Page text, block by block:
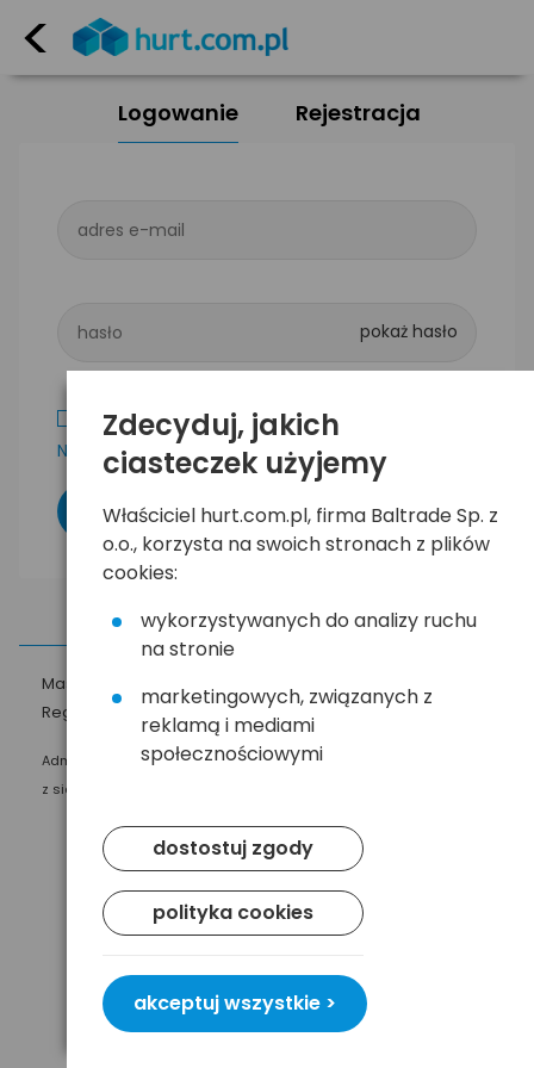
<
Logowanie Rejestracja
adres e-mail
hasło
Zapamiętaj mnie
Nie pamiętam hasła
Masz pytania?
Regulamin
Polityka prywatności
Administratorem Twoich danych osobowych jest Baltrade sp. z o.o.
z siedzibą w Gdańsku przy ul. Geodetów 24, 80-298 Gdańsk.
Zdecyduj, jakich
ciasteczek użyjemy
Właściciel hurt.com.pl, firma Baltrade Sp. z
o.o., korzysta na swoich stronach z plików
cookies:
wykorzystywanych do analizy ruchu
na stronie
marketingowych, związanych z
reklamą i mediami
społecznościowymi
dostostuj zgody
polityka cookies
akceptuj wszystkie >